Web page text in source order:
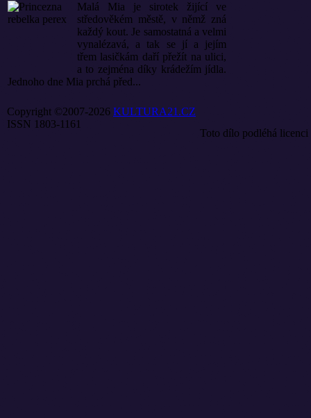
Malá Mia je sirotek žijící ve
středověkém městě, v němž zná
každý kout. Je samostatná a velmi
vynalézavá, a tak se jí a jejím
třem lasičkám daří přežít na ulici,
a to zejména díky krádežím jídla.
Jednoho dne Mia prchá před...
Copyright ©2007-2026 KULTURA21.CZ
ISSN 1803-1161
Toto dílo podléhá licenci